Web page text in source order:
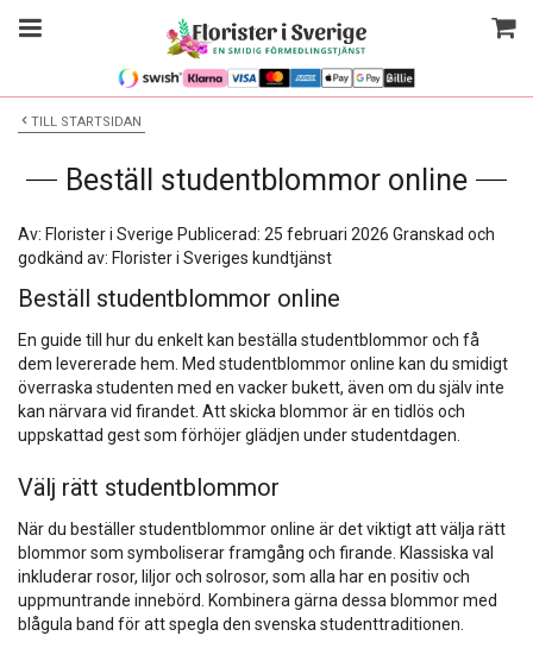
TILL STARTSIDAN
Beställ studentblommor online
Av: Florister i Sverige Publicerad: 25 februari 2026 Granskad och
godkänd av: Florister i Sveriges kundtjänst
Beställ studentblommor online
En guide till hur du enkelt kan beställa studentblommor och få
dem levererade hem. Med studentblommor online kan du smidigt
överraska studenten med en vacker bukett, även om du själv inte
kan närvara vid firandet. Att skicka blommor är en tidlös och
uppskattad gest som förhöjer glädjen under studentdagen.
Välj rätt studentblommor
När du beställer studentblommor online är det viktigt att välja rätt
blommor som symboliserar framgång och firande. Klassiska val
inkluderar rosor, liljor och solrosor, som alla har en positiv och
uppmuntrande innebörd. Kombinera gärna dessa blommor med
blågula band för att spegla den svenska studenttraditionen.